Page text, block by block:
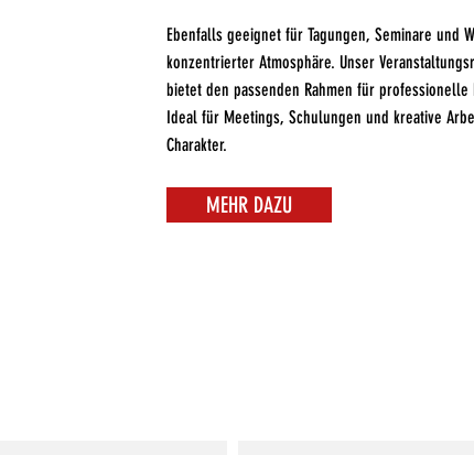
Ebenfalls geeignet für Tagungen, Seminare und
konzentrierter Atmosphäre. Unser
bietet den passenden Rahmen für
Ideal für Meetings, Schulungen und kreative
Charakter.
MEHR DAZU